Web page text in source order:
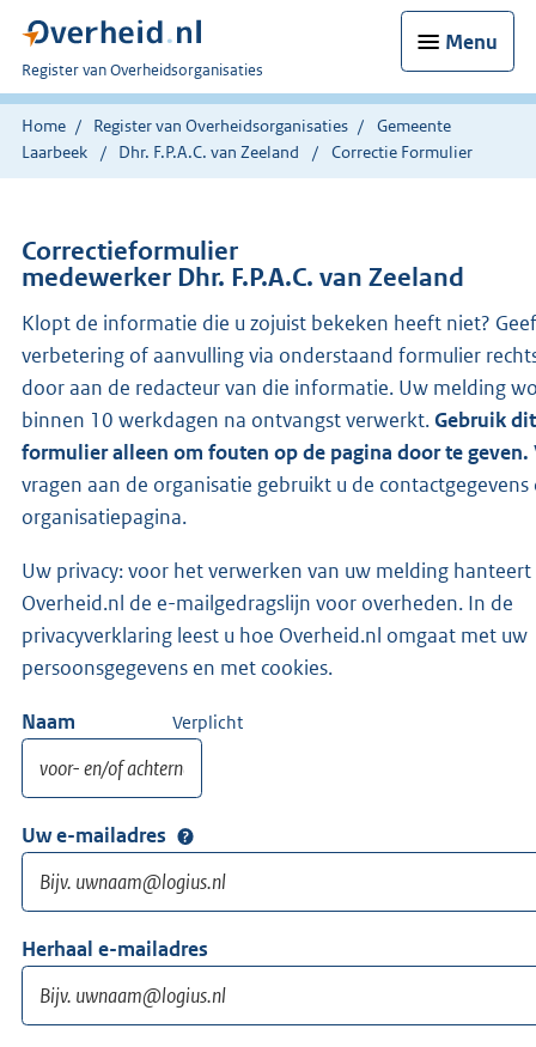
Menu
U
bent
nu
hier:
Register van Overheidsorganisaties
Home Register van Overheidsorganisaties
Gemeente
Laarbeek
Dhr. F.P.A.C. van Zeeland Correctie Formulier
Correctieformulier
medewerker Dhr. F.P.A.C. van Zeeland
Klopt de informatie die u zojuist bekeken heeft niet?
verbetering of aanvulling via onderstaand formulier
door aan de redacteur van die informatie. Uw melding
binnen 10 werkdagen na ontvangst verwerkt.Gebruik dit
formulier alleen om fouten op de pagina door te geven.
vragen aan de organisatie gebruikt u de contactgegevens
organisatiepagina.
Uw privacy: voor het verwerken van uw melding hanteert
Overheid.nl de e-mailgedragslijn voor overheden. In de
privacyverklaring leest u hoe Overheid.nl omgaat met uw
persoonsgegevens en met cookies.
Naam Verplicht
Uw e-mailadres
Herhaal e-mailadres